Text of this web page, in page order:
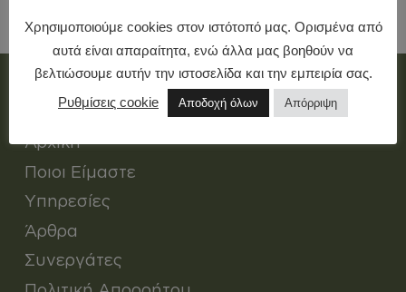
Sitemap
Αρχική
Ποιοι Είμαστε
Υπηρεσίες
Άρθρα
Συνεργάτες
Χρησιμοποιούμε cookies στον ιστότοπό μας. Ορισμένα από
αυτά είναι απαραίτητα, ενώ άλλα μας βοηθούν να
βελτιώσουμε αυτήν την ιστοσελίδα και την εμπειρία σας.
Ρυθμίσεις cookie
Αποδοχή όλων Απόρριψη